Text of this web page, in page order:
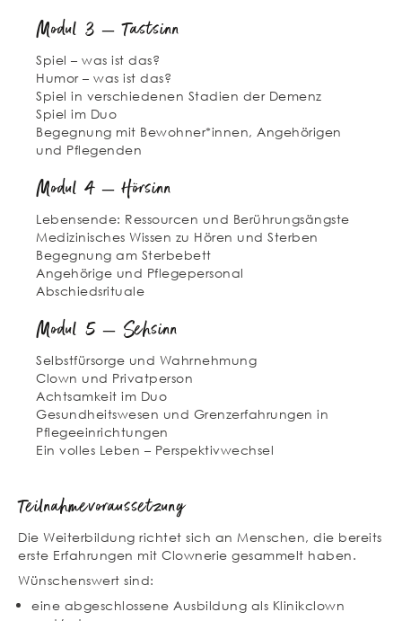
Modul 3 – Tastsinn
Spiel – was ist das?
Humor – was ist das?
Spiel in verschiedenen Stadien der Demenz
Spiel im Duo
Begegnung mit Bewohner*innen, Angehörigen
und Pflegenden
Modul 4 – Hörsinn
Lebensende: Ressourcen und Berührungsängste
Medizinisches Wissen zu Hören und Sterben
Begegnung am Sterbebett
Angehörige und Pflegepersonal
Abschiedsrituale
Modul 5 – Sehsinn
Selbstfürsorge und Wahrnehmung
Clown und Privatperson
Achtsamkeit im Duo
Gesundheitswesen und Grenzerfahrungen in
Pflegeeinrichtungen
Ein volles Leben – Perspektivwechsel
Teilnahmevoraussetzung
Die Weiterbildung richtet sich an Menschen, die bereits
erste Erfahrungen mit Clownerie gesammelt haben.
Wünschenswert sind:
eine abgeschlossene Ausbildung als Klinikclown